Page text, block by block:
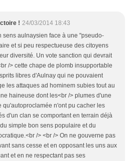
! 24/03/2014 18:43
sens aulnaysien face à une "pseudo-
et si peu respectueuse des citoyens
diversité. Un vote sanction qui devrait
/> cette chape de plomb insupportable
libres d'Aulnay qui ne pouvaient
les attaques ad hominem subies tout au
haineuse dont les<br /> plumes d'une
qu'autoproclamée n'ont pu cacher les
d'un clan se comportant en terrain déjà
simple bon sens populaire et du
/> <br /> On ne gouverne pas
sans cesse et en opposant les uns aux
et en ne respectant pas ses